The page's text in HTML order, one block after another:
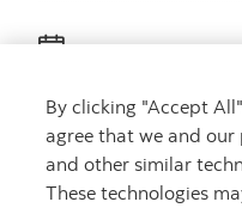
Obtenez des conseils
Rencontrez un
Prenez rendez-vous
By clicking "Accept
agree that we and our
and other similar
These technologies